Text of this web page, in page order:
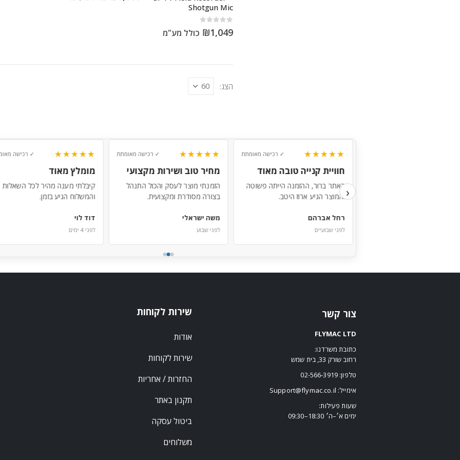
Shotgun Mic
₪1,049 כולל מע"מ
הצג:
★★★★★ ✓ רכישה
מומלץ מאוד
קיבלתי מענה מהיר לכל השאלות
והמשלוח הגיע בזמן.
דוד לוי
לפני 4 ימים
★★★★★ ✓ רכישה מאומתת
מחיר טוב ושירות מקצועי
הזמנתי מוצר לעסק והכול התנהל
בצורה מסודרת ומקצועית.
משה ישראלי
לפני שבוע
★★★★★ ✓ רכישה מאומתת
חוויית קנייה טובה מאוד
האתר ברור, ההזמנה הייתה פשוטה
והמוצר הגיע ארוז היטב.
רחל אברהם
לפני שבועיים
›
צור קשר
FLYMAC LTD
כתובת משרדנו:
רחוב שורק 33, בית שמש
טלפון: 02-566-3919
אימייל: Support@flymac.co.il
שעות פעילות:
ימים א׳–ה׳ 18:30–09:30
שירות לקוחות
אודות
שירות לקוחות
החזרות / אחריות
תקנון באתר
ביטול עסקה
משלוחים